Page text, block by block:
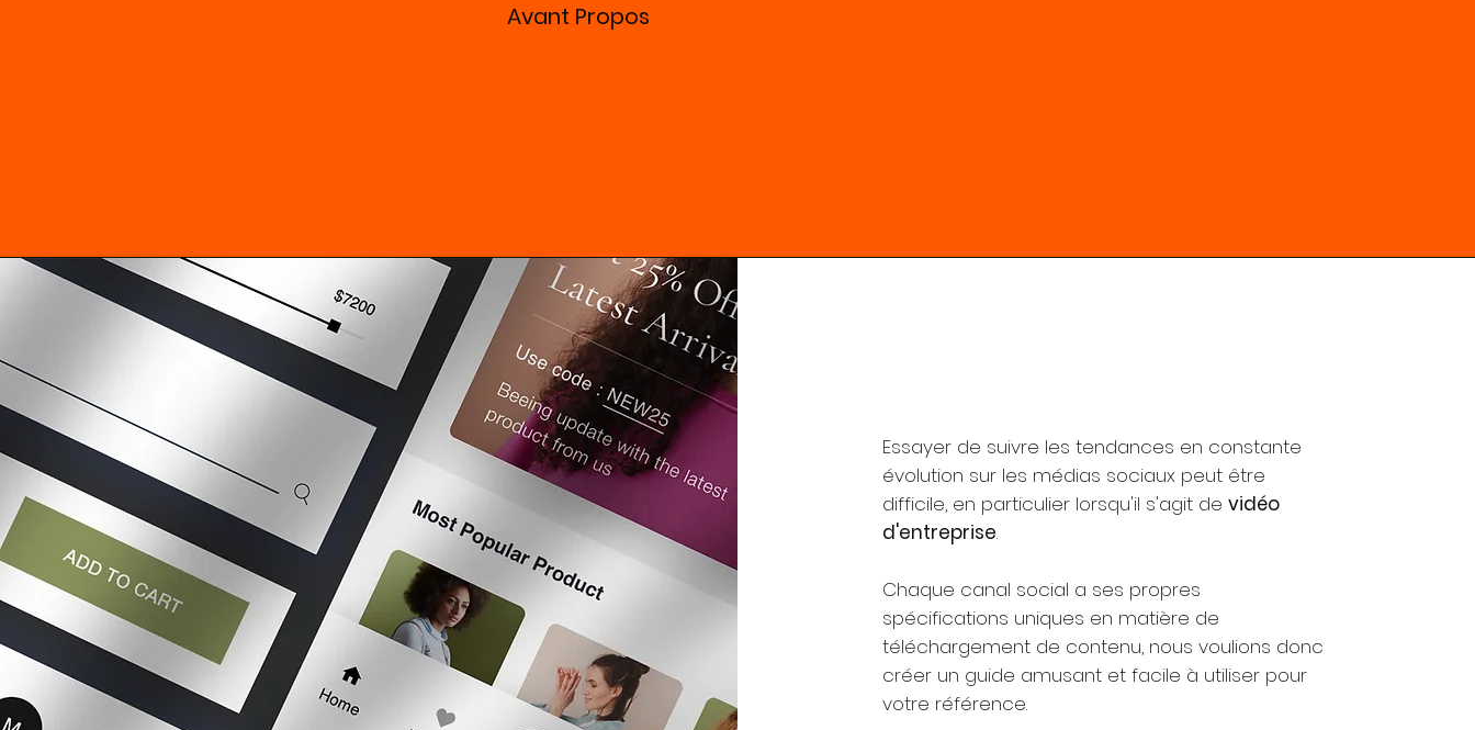
Avant Propos
Essayer de suivre les tendances en constante
évolution sur les médias sociaux peut être
difficile, en particulier lorsqu'il s'agit de vidéo
d'entreprise.
Chaque canal social a ses propres
spécifications uniques en matière de
téléchargement de contenu, nous voulions donc
créer un guide amusant et facile à utiliser pour
votre référence.